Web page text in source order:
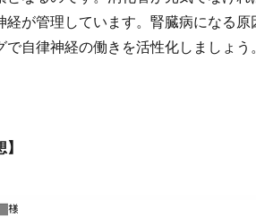
経が管理しています。腎臓病になる
自律神経の働きを活性化しましょう